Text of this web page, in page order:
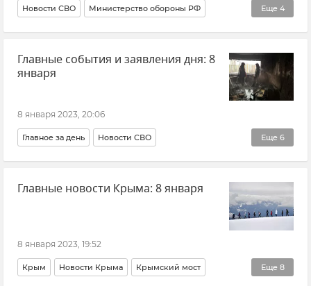
Еще 4
Новости СВО Министерство обороны РФ
ВСУ (Вооруженные силы Украины) Происшествия
Харьковская область В мире
Главные события и заявления дня: 8
января
8 января 2023, 20:06
Еще 6
Главное за день Новости СВО
ВСУ (Вооруженные силы Украины)
Министерство обороны РФ Москва
Главные новости Крыма: 8 января
8 января 2023, 19:52
Еще 8
Крым Новости Крыма Крымский мост